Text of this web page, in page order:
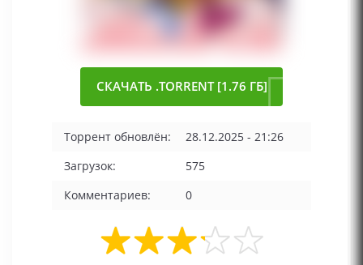
СКАЧАТЬ .TORRENT [1.76 ГБ]
Торрент обновлён:
28.12.2025 - 21:26
Загрузок:
575
Комментариев:
0